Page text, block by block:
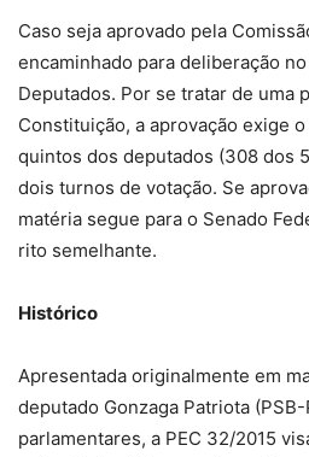
Caso seja aprovado pela
encaminhado para deliberação
Deputados. Por se tratar de uma
Constituição, a aprovação exige
quintos dos deputados (308 dos
dois turnos de votação. Se
matéria segue para o Senado
rito semelhante.
Histórico
Apresentada originalmente em
deputado Gonzaga Patriota
parlamentares, a PEC 32/2015